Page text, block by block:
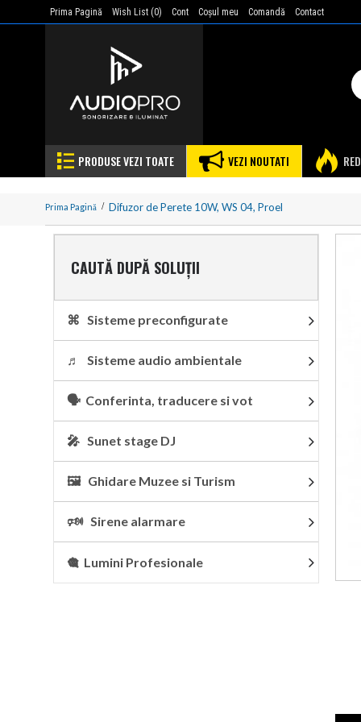
Prima Pagină Wish List (0) Cont Coşul meu Comandă Contact
PRODUSE VEZI TOATE VEZI NOUTATI
Prima Pagină Difuzor de Perete 10W, WS 04, Proel
CAUTĂ DUPĂ SOLUȚII
⌘ Sisteme preconfigurate
♬ Sisteme audio ambientale
🗣 Conferinta, traducere si vot
🎤 Sunet stage DJ
🖼 Ghidare Muzee si Turism
🕬 Sirene alarmare
🎕 Lumini Profesionale